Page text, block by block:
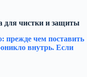
для чистки и защиты
прежде чем поставить
внутрь. Если